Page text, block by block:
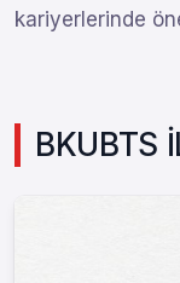
kariyerlerinde
BKUBTS